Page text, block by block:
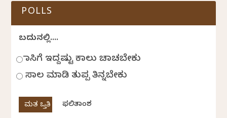
POLLS
ಬದುಕಿನಲ್ಲಿ....
ಹಾಸಿಗೆ ಇದ್ದಷ್ಟು ಕಾಲು ಚಾಚಬೇಕು
ಸಾಲ ಮಾಡಿ ತುಪ್ಪ ತಿನ್ನಬೇಕು
ಫಲಿತಾಂಶ